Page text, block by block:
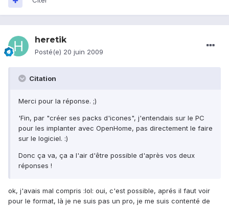
heretik
Posté(e) 20 juin 2009
Citation
Merci pour la réponse. ;)
'Fin, par "créer ses packs d'icones", j'entendais sur le PC
pour les implanter avec OpenHome, pas directement le faire
sur le logiciel. :)
Donc ça va, ça a l'air d'être possible d'après vos deux
réponses !
ok, j'avais mal compris :lol: oui, c'est possible, aprés il faut voir
pour le format, là je ne suis pas un pro, je me suis contenté de